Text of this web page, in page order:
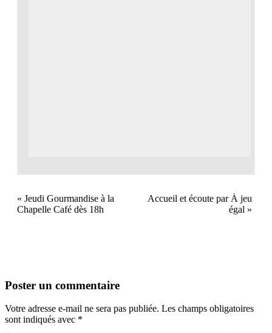
« Jeudi Gourmandise à la
Chapelle Café dès 18h
Accueil et écoute par À jeu
égal »
Poster un commentaire
Votre adresse e-mail ne sera pas publiée. Les champs obligatoires
sont indiqués avec *